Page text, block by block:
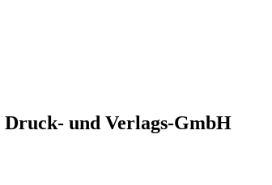
und Verlags-GmbH